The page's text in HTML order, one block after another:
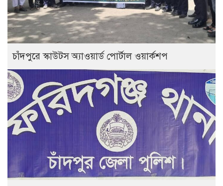
চাঁদপুরে স্কাউটস অ্যাওয়ার্ড পোর্টাল ওয়ার্কশপ